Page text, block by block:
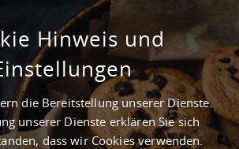
M² GEWERBEIMMOBILIE
AN DER AUTOBAHN A 30
BENTHEIM
/ Detailansicht
Hinweis und
die Bereitstellung unserer Dienste.
unserer Dienste erklären Sie sich
dass wir Cookies verwenden.